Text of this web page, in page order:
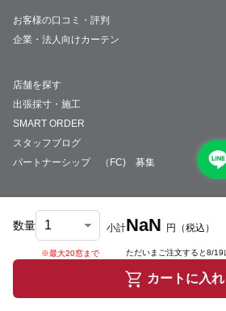
数量
※最大20窓まで
小計NaN 円 （税込）
ただいまご注文すると8/19
カートに入
お客様の口コミ・評判
企業・法人向けカーテン
店舗を探す
出張採寸・施工
SMART ORDER
スタッフブログ
パートナーシップ （FC) 募集
会社概要 採用情報特定商取引法について
© JUST CURTAIN